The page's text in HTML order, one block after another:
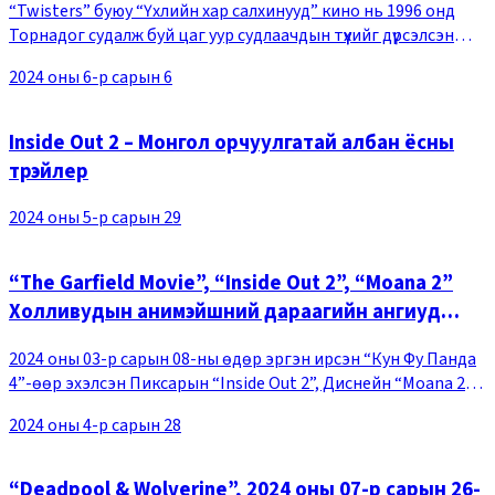
“Twisters” буюу “Үхлийн хар салхинууд” кино нь 1996 онд
Торнадог судалж буй цаг уур судлаачдын түүхийг дүрсэлсэн
юм. 28 жилийн дараа гарах энэхү
2024 оны 6-р сарын 6
Inside Out 2 – Монгол орчуулгатай албан ёсны
трэйлер
2024 оны 5-р сарын 29
“The Garfield Movie”, “Inside Out 2”, “Moana 2”
Холливудын анимэйшний дараагийн ангиуд
2024 оны 03-р сарын 08-ны өдөр эргэн ирсэн “Кун Фу Панда
4”-өөр эхэлсэн Пиксарын “Inside Out 2”, Диснейн “Moana 2”-
бөгөөд энэхүү анимэйшнүүд кин
2024 оны 4-р сарын 28